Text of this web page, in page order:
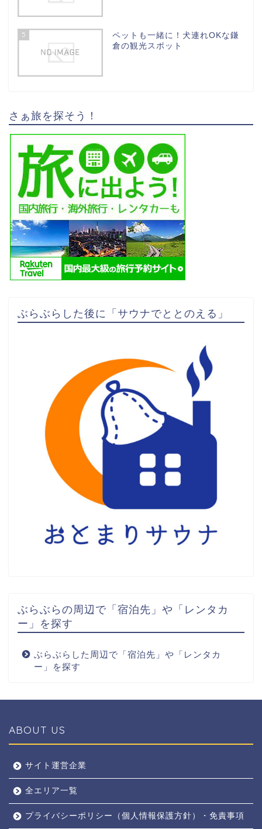
5
ペットも一緒に！犬連れOKな鎌
倉の観光スポット
さぁ旅を探そう！
ぶらぶらした後に「サウナでととのえる」
ぶらぶらの周辺で「宿泊先」や「レンタカ
ー」を探す
ぶらぶらした周辺で「宿泊先」や「レンタカ
ー」を探す
ABOUT US
サイト運営企業
全エリア一覧
プライバシーポリシー（個人情報保護方針）・免責事項